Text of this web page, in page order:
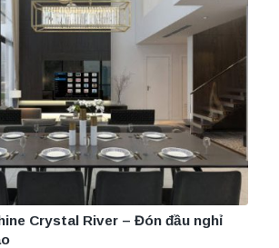
Crystal River – Đón đầu nghỉ